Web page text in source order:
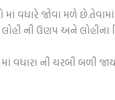
વધારે જોવા મળે
ની ઉણપ અને લોહીના
ની ચરબી બળી જાય